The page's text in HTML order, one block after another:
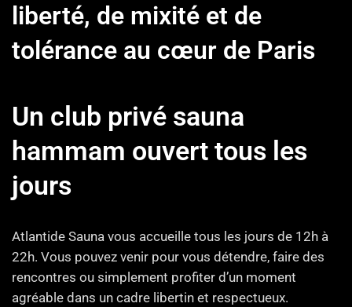
liberté, de mixité et de
tolérance au cœur de Paris
Un club privé sauna
hammam ouvert tous les
jours
Atlantide Sauna vous accueille tous les jours de 12h à
22h. Vous pouvez venir pour vous détendre, faire des
rencontres ou simplement profiter d’un moment
agréable dans un cadre libertin et respectueux.